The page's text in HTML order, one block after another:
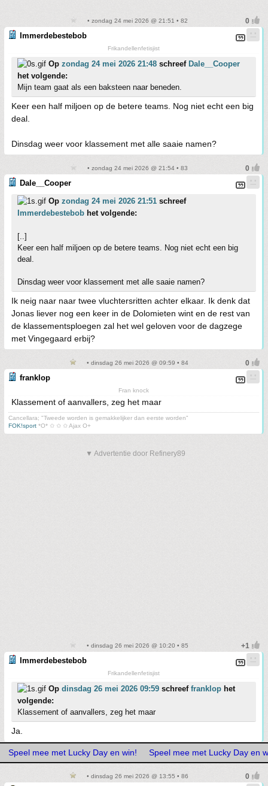
• zondag 24 mei 2026 @ 21:51 • 82
Immerdebestebob
Frikandellenfetisjist
Op zondag 24 mei 2026 21:48 schreef Dale__Cooper
het volgende:
Mijn team gaat als een baksteen naar beneden.
Keer een half miljoen op de betere teams. Nog niet echt een big
deal.
Dinsdag weer voor klassement met alle saaie namen?
• zondag 24 mei 2026 @ 21:54 • 83
Dale__Cooper
Op zondag 24 mei 2026 21:51 schreef
Immerdebestebob het volgende:
[..]
Keer een half miljoen op de betere teams. Nog niet echt een big
deal.
Dinsdag weer voor klassement met alle saaie namen?
Ik neig naar naar twee vluchtersritten achter elkaar. Ik denk dat
Jonas liever nog een keer in de Dolomieten wint en de rest van
de klassementsploegen zal het wel geloven voor de dagzege
met Vingegaard erbij?
• dinsdag 26 mei 2026 @ 09:59 • 84
franklop
Fran knock
Klassement of aanvallers, zeg het maar
Cancellara; "Tweede worden is gemakkelijker dan eerste worden"
FOK!sport *O* ✩ ✩ ✩ Ajax O+
▼ Advertentie door Refinery89
• dinsdag 26 mei 2026 @ 10:20 • 85
Immerdebestebob
Frikandellenfetisjist
Op dinsdag 26 mei 2026 09:59 schreef franklop het
volgende:
Klassement of aanvallers, zeg het maar
Ja.
Speel mee met Lucky Day en win! Speel mee met Lucky Day en
• dinsdag 26 mei 2026 @ 13:55 • 86